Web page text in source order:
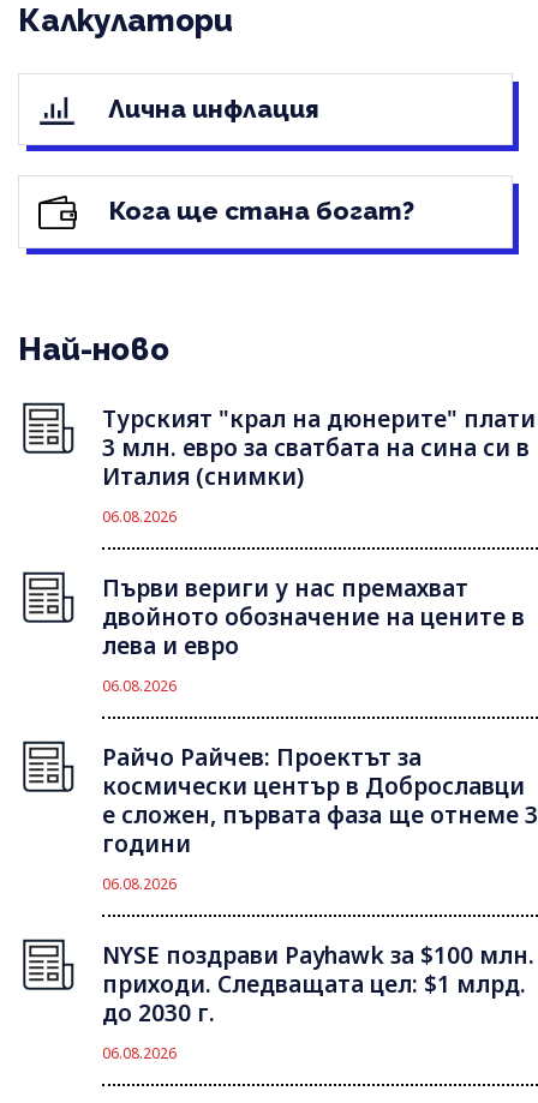
Калкулатори
Лична инфлация
Кога ще стана богат?
Най-ново
Турският "крал на дюнерите" плати
3 млн. евро за сватбата на сина си в
Италия (снимки)
06.08.2026
Първи вериги у нас премахват
двойното обозначение на цените в
лева и евро
06.08.2026
Райчо Райчев: Проектът за
космически център в Доброславци
е сложен, първата фаза ще отнеме 3
години
06.08.2026
NYSE поздрави Payhawk за $100 млн.
приходи. Следващата цел: $1 млрд.
до 2030 г.
06.08.2026